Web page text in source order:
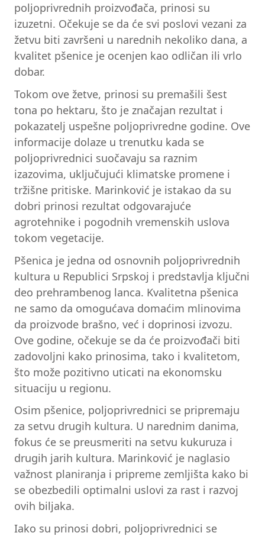
poljoprivrednih proizvođača, prinosi su
izuzetni. Očekuje se da će svi poslovi vezani za
žetvu biti završeni u narednih nekoliko dana, a
kvalitet pšenice je ocenjen kao odličan ili vrlo
dobar.
Tokom ove žetve, prinosi su premašili šest
tona po hektaru, što je značajan rezultat i
pokazatelj uspešne poljoprivredne godine. Ove
informacije dolaze u trenutku kada se
poljoprivrednici suočavaju sa raznim
izazovima, uključujući klimatske promene i
tržišne pritiske. Marinković je istakao da su
dobri prinosi rezultat odgovarajuće
agrotehnike i pogodnih vremenskih uslova
tokom vegetacije.
Pšenica je jedna od osnovnih poljoprivrednih
kultura u Republici Srpskoj i predstavlja ključni
deo prehrambenog lanca. Kvalitetna pšenica
ne samo da omogućava domaćim mlinovima
da proizvode brašno, već i doprinosi izvozu.
Ove godine, očekuje se da će proizvođači biti
zadovoljni kako prinosima, tako i kvalitetom,
što može pozitivno uticati na ekonomsku
situaciju u regionu.
Osim pšenice, poljoprivrednici se pripremaju
za setvu drugih kultura. U narednim danima,
fokus će se preusmeriti na setvu kukuruza i
drugih jarih kultura. Marinković je naglasio
važnost planiranja i pripreme zemljišta kako bi
se obezbedili optimalni uslovi za rast i razvoj
ovih biljaka.
Iako su prinosi dobri, poljoprivrednici se